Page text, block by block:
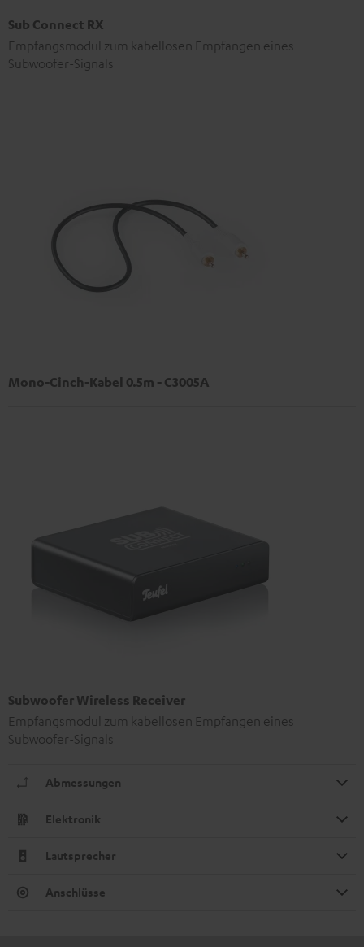
Sub Connect RX
Empfangsmodul zum kabellosen Empfangen eines
Subwoofer-Signals
Mono-Cinch-Kabel 0.5m - C3005A
Subwoofer Wireless Receiver
Empfangsmodul zum kabellosen Empfangen eines
Subwoofer-Signals
Abmessungen
Elektronik
Lautsprecher
Anschlüsse